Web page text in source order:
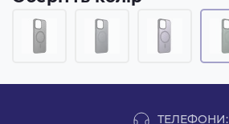
ТЕЛЕФОНИ: